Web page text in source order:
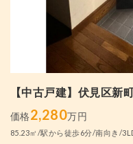
【中古戸建】伏見区新
価格2,280万円
85.23㎡/駅から徒歩6分/南向き/